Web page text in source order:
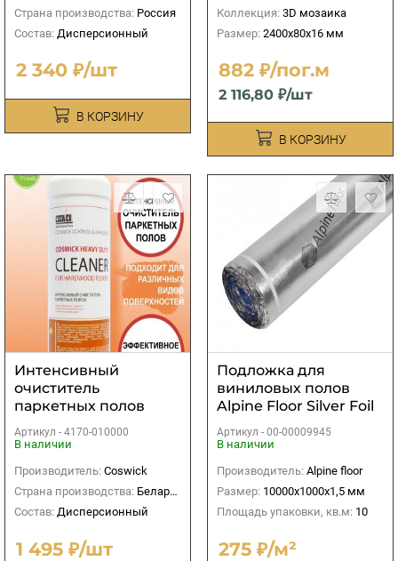
Страна производства: Россия
Состав: Дисперсионный
2 340 ₽/шт
В КОРЗИНУ
Коллекция: 3D мозаика
Размер: 2400х80х16 мм
882 ₽/пог.м
2 116,80 ₽/шт
В КОРЗИНУ
Интенсивный
очиститель
паркетных полов
Coswick
Артикул - 4170-010000
В наличии
Производитель: Coswick
Страна производства: Беларусь
Состав: Дисперсионный
1 495 ₽/шт
Подложка для
виниловых полов
Alpine Floor Silver Foil
Blue EVA
10000х1000х1,5 мм (10
Артикул - 00-00009945
В наличии
Производитель: Alpine floor
Размер: 10000х1000х1,5 мм
Площадь упаковки, кв.м: 10
275 ₽/м²